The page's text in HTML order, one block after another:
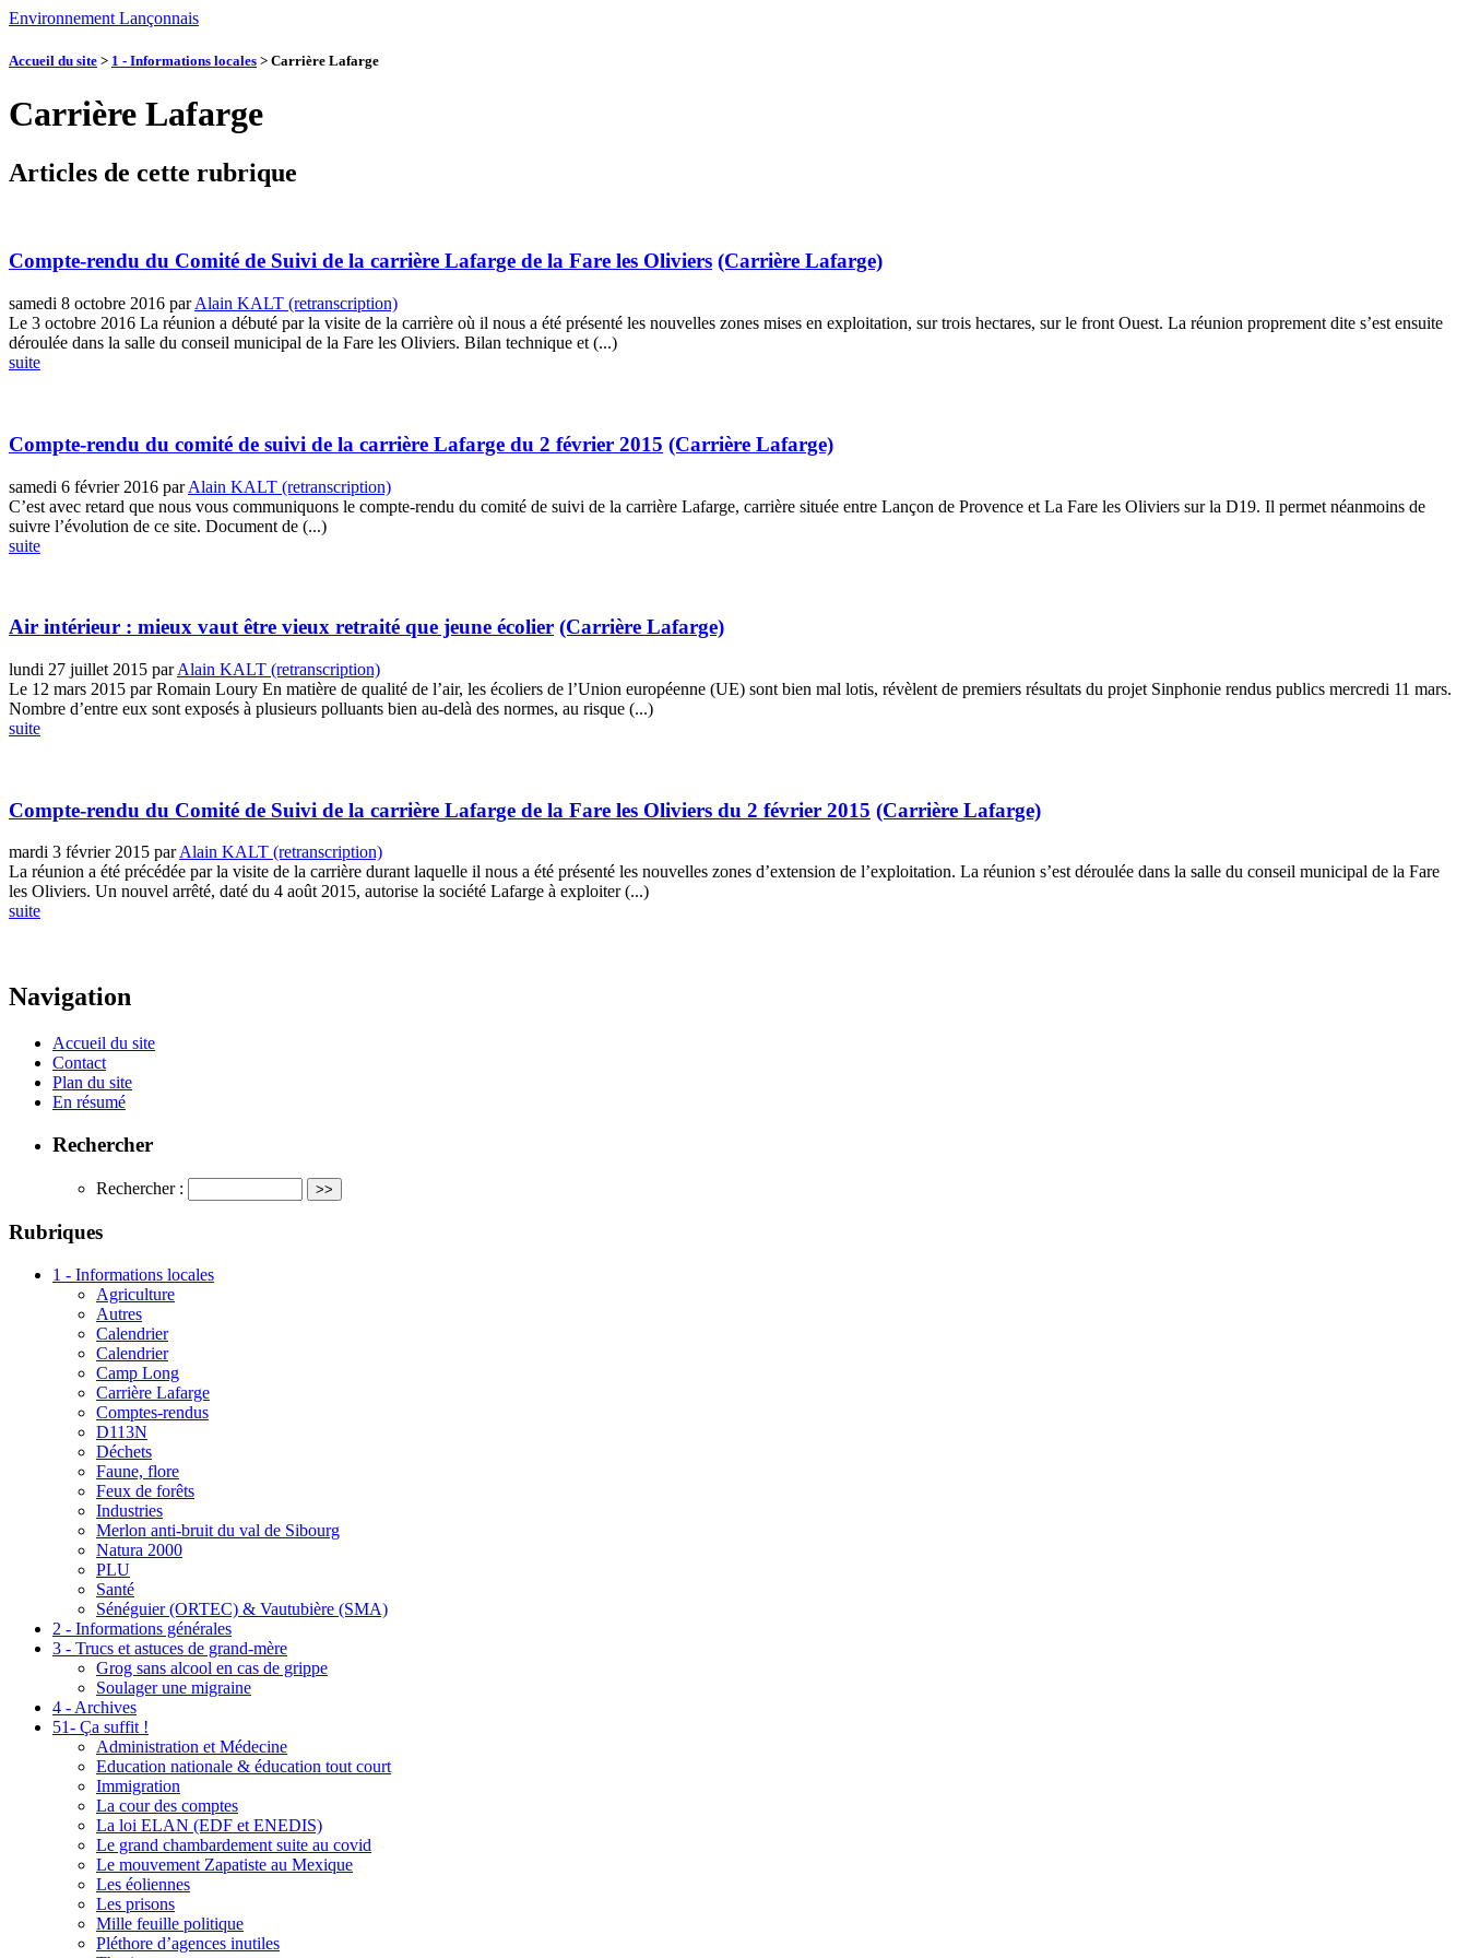
Environnement Lançonnais
Accueil du site > 1 - Informations locales > Carrière Lafarge
Carrière Lafarge
Articles de cette rubrique
Compte-rendu du Comité de Suivi de la carrière Lafarge de la Fare les Oliviers (Carrière Lafarge)
samedi 8 octobre 2016 parAlain KALT (retranscription)
Le 3 octobre 2016 La réunion a débuté par la visite de la carrière où il nous a été présenté les nouvelles zones mises en exploitation, sur trois hectares, sur le front Ouest. La réunion proprement dite s’est ensuite
déroulée dans la salle du conseil municipal de la Fare les Oliviers. Bilan technique et (...)
suite
Compte-rendu du comité de suivi de la carrière Lafarge du 2 février 2015 (Carrière Lafarge)
samedi 6 février 2016 parAlain KALT (retranscription)
C’est avec retard que nous vous communiquons le compte-rendu du comité de suivi de la carrière Lafarge, carrière située entre Lançon de Provence et La Fare les Oliviers sur la D19. Il permet néanmoins de
suivre l’évolution de ce site. Document de (...)
suite
Air intérieur : mieux vaut être vieux retraité que jeune écolier (Carrière Lafarge)
lundi 27 juillet 2015 parAlain KALT (retranscription)
Le 12 mars 2015 par Romain Loury En matière de qualité de l’air, les écoliers de l’Union européenne (UE) sont bien mal lotis, révèlent de premiers résultats du projet Sinphonie rendus publics mercredi 11 mars.
Nombre d’entre eux sont exposés à plusieurs polluants bien au-delà des normes, au risque (...)
suite
Compte-rendu du Comité de Suivi de la carrière Lafarge de la Fare les Oliviers du 2 février 2015 (Carrière Lafarge)
mardi 3 février 2015 parAlain KALT (retranscription)
La réunion a été précédée par la visite de la carrière durant laquelle il nous a été présenté les nouvelles zones d’extension de l’exploitation. La réunion s’est déroulée dans la salle du conseil municipal de la Fare
les Oliviers. Un nouvel arrêté, daté du 4 août 2015, autorise la société Lafarge à exploiter (...)
suite
Navigation
Accueil du site
Contact
Plan du site
En résumé
Rechercher
Rechercher :
Rubriques
1 - Informations locales
Agriculture
Autres
Calendrier
Calendrier
Camp Long
Carrière Lafarge
Comptes-rendus
D113N
Déchets
Faune, flore
Feux de forêts
Industries
Merlon anti-bruit du val de Sibourg
Natura 2000
PLU
Santé
Sénéguier (ORTEC) & Vautubière (SMA)
2 - Informations générales
3 - Trucs et astuces de grand-mère
Grog sans alcool en cas de grippe
Soulager une migraine
4 - Archives
51- Ça suffit !
Administration et Médecine
Education nationale & éducation tout court
Immigration
La cour des comptes
La loi ELAN (EDF et ENEDIS)
Le grand chambardement suite au covid
Le mouvement Zapatiste au Mexique
Les éoliennes
Les prisons
Mille feuille politique
Pléthore d’agences inutiles